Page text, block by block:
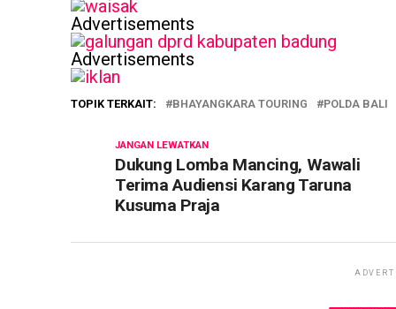
Advertisements
Advertisements
TOPIK TERKAIT: BHAYANGKARA TOURING POLDA BALI
JANGAN LEWATKAN
Dukung Lomba Mancing, Wawali
Terima Audiensi Karang Taruna
Kusuma Praja